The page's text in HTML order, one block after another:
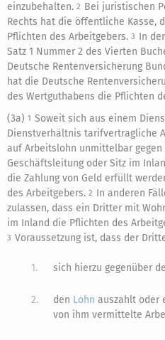
einzubehalten. 2 Bei juristischen
Rechts hat die öffentliche Kasse,
Pflichten des Arbeitgebers. 3 In
Satz 1 Nummer 2 des Vierten
Deutsche Rentenversicherung
hat die Deutsche
des Wertguthabens die Pflichten
(3a) 1 Soweit sich aus einem
Dienstverhältnis tarifvertragliche
auf Arbeitslohn unmittelbar
Geschäftsleitung oder Sitz im
die Zahlung von Geld erfüllt
des Arbeitgebers. 2 In anderen
zulassen, dass ein Dritter mit
im Inland die Pflichten des
3 Voraussetzung ist, dass der
1. sich hierzu gegenüber
2. den Lohn auszahlt oder
von ihm vermittelte